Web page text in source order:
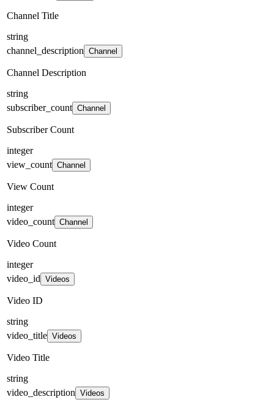
Channel Title
string
channel_description Channel
Channel Description
string
subscriber_count Channel
Subscriber Count
integer
view_count Channel
View Count
integer
video_count Channel
Video Count
integer
video_id Videos
Video ID
string
video_title Videos
Video Title
string
video_description Videos